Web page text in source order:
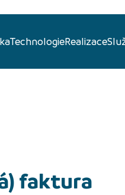
TechnologieRealizace
faktura